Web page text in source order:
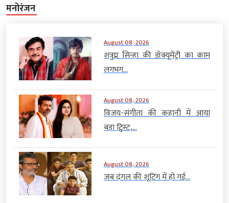
मनोरंजन
August 08, 2026
शत्रुघ्न सिन्हा की डॉक्यूमेंट्री का काम
लगभग...
August 08, 2026
विजय-संगीता की कहानी में आया
बड़ा ट्विस्ट,...
August 08, 2026
जब दंगल की शूटिंग में हो गई...